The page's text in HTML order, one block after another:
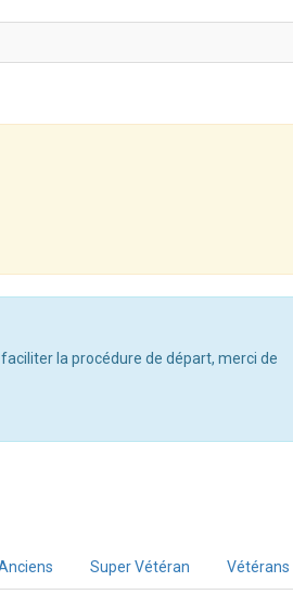
la procédure de départ, merci de
Super Vétéran Vétérans